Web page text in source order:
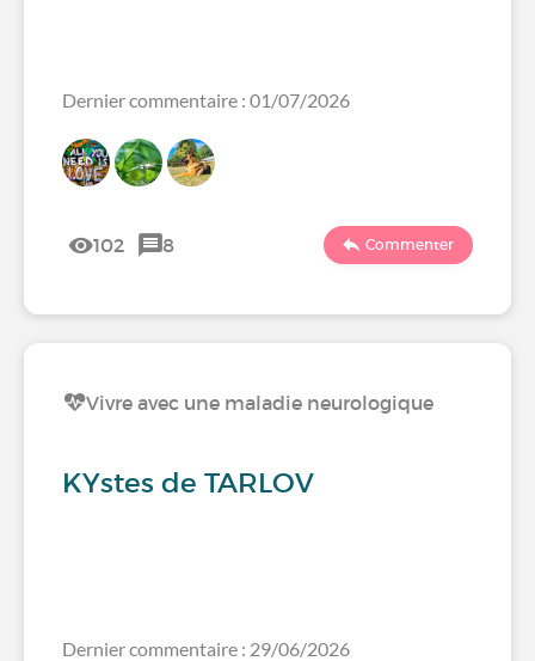
Dernier commentaire : 01/07/2026
102 8 Commenter
Vivre avec une maladie neurologique
KYstes de TARLOV
Dernier commentaire : 29/06/2026